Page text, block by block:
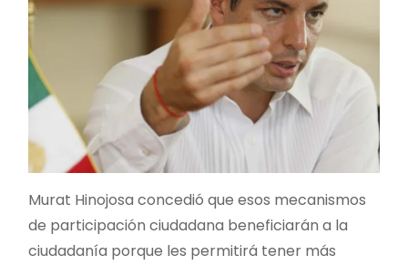
Murat Hinojosa concedió que esos mecanismos
de participación ciudadana beneficiarán a la
ciudadanía porque les permitirá tener más